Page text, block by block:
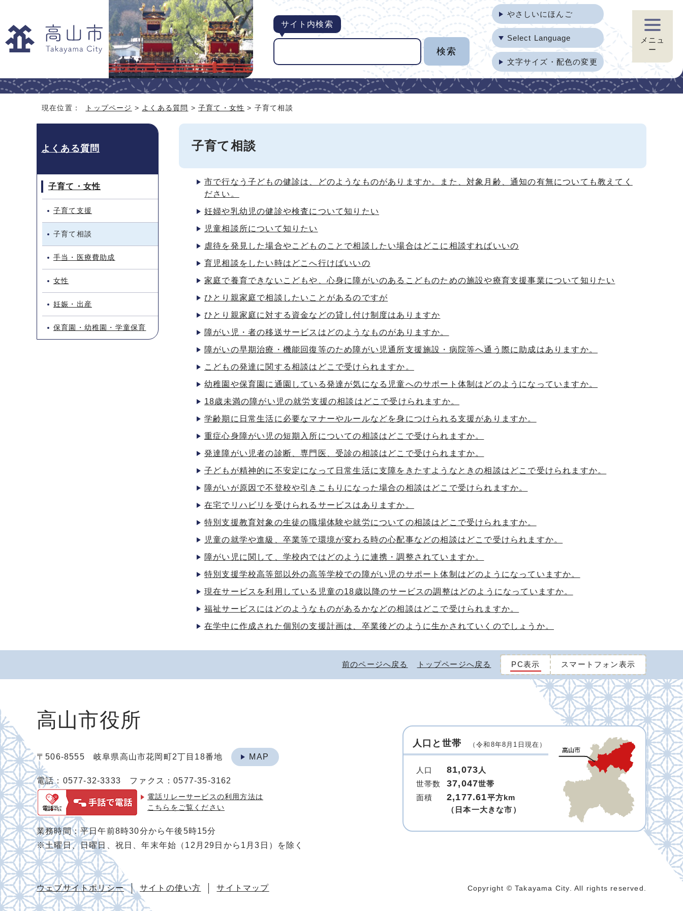
サイト内検索
やさしいにほんご
Select Language
文字サイズ・配色の変更
メニュ
ー
現在位置： トップページ > よくある質問 >子育て・女性 > 子育て相談
子育て相談
市で行なう子どもの健診は、どのようなものがありますか。また、対象月齢、通知の有無についても教えてく
ださい。
妊婦や乳幼児の健診や検査について知りたい
児童相談所について知りたい
虐待を発見した場合やこどものことで相談したい場合はどこに相談すればいいの
育児相談をしたい時はどこへ行けばいいの
家庭で養育できないこどもや、心身に障がいのあるこどものための施設や療育支援事業について知りたい
ひとり親家庭で相談したいことがあるのですが
ひとり親家庭に対する資金などの貸し付け制度はありますか
障がい児・者の移送サービスはどのようなものがありますか。
障がいの早期治療・機能回復等のため障がい児通所支援施設・病院等へ通う際に助成はありますか。
こどもの発達に関する相談はどこで受けられますか。
幼稚園や保育園に通園している発達が気になる児童へのサポート体制はどのようになっていますか。
18歳未満の障がい児の就労支援の相談はどこで受けられますか。
学齢期に日常生活に必要なマナーやルールなどを身につけられる支援がありますか。
重症心身障がい児の短期入所についての相談はどこで受けられますか。
発達障がい児者の診断、専門医、受診の相談はどこで受けられますか。
子どもが精神的に不安定になって日常生活に支障をきたすようなときの相談はどこで受けられますか。
障がいが原因で不登校や引きこもりになった場合の相談はどこで受けられますか。
在宅でリハビリを受けられるサービスはありますか。
特別支援教育対象の生徒の職場体験や就労についての相談はどこで受けられますか。
児童の就学や進級、卒業等で環境が変わる時の心配事などの相談はどこで受けられますか。
障がい児に関して、学校内ではどのように連携・調整されていますか。
特別支援学校高等部以外の高等学校での障がい児のサポート体制はどのようになっていますか。
現在サービスを利用している児童の18歳以降のサービスの調整はどのようになっていますか。
福祉サービスにはどのようなものがあるかなどの相談はどこで受けられますか。
在学中に作成された個別の支援計画は、卒業後どのように生かされていくのでしょうか。
よくある質問
子育て・女性
子育て支援
子育て相談
手当・医療費助成
女性
妊娠・出産
保育園・幼稚園・学童保育
前のページへ戻る トップページへ戻る PC表示 スマートフォン表示
高山市役所
〒506-8555 岐阜県高山市花岡町2丁目18番地 MAP
電話：0577-32-3333 ファクス：0577-35-3162
電話リレーサービスの利用方法は
こちらをご覧ください
業務時間：平日午前8時30分から午後5時15分
※土曜日、日曜日、祝日、年末年始（12月29日から1月3日）を除く
人口と世帯 （令和8年8月1日現在）
人口 81,073 人
世帯数
37,047世帯
面積
2,177.61平方km
（日本一大きな市）
ウェブサイトポリシー サイトの使い方 サイトマップ Copyright © Takayama City. All rights reserved.